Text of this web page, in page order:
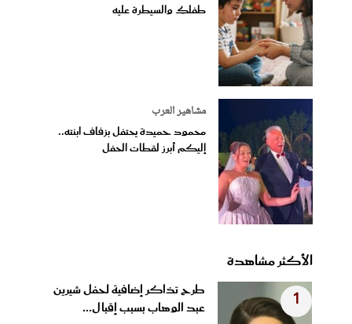
طفلكِ والسيطرة عليه
مشاهير العرب
محمود حميدة يحتفل بزفاف ابنته..
إليكم أبرز لقطات الحفل
الأكثر مشاهدة
1
طرح تذاكر إضافية لحفل شيرين
عبد الوهاب بسبب إقبال...